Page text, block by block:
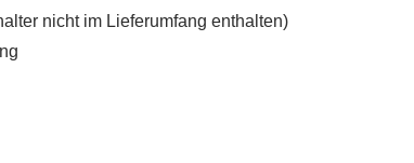
nicht im Lieferumfang enthalten)